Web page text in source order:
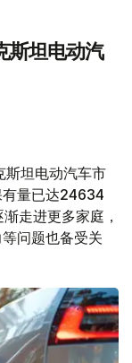
斯坦电动汽
斯坦电动汽车市
有量已达24634
走进更多家庭，
问题也备受关